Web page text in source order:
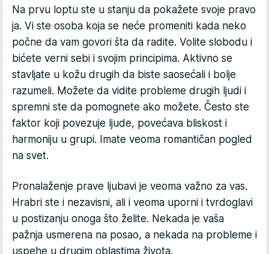
Na prvu loptu ste u stanju da pokažete svoje pravo
ja. Vi ste osoba koja se neće promeniti kada neko
počne da vam govori šta da radite. Volite slobodu i
bićete verni sebi i svojim principima. Aktivno se
stavljate u kožu drugih da biste saosećali i bolje
razumeli. Možete da vidite probleme drugih ljudi i
spremni ste da pomognete ako možete. Često ste
faktor koji povezuje ljude, povećava bliskost i
harmoniju u grupi. Imate veoma romantičan pogled
na svet.
Pronalaženje prave ljubavi je veoma važno za vas.
Hrabri ste i nezavisni, ali i veoma uporni i tvrdoglavi
u postizanju onoga što želite. Nekada je vaša
pažnja usmerena na posao, a nekada na probleme i
uspehe u drugim oblastima života.